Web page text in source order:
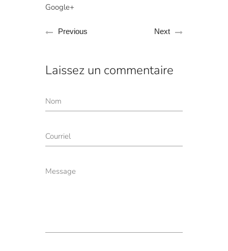
Google+
Previous Next
Laissez un commentaire